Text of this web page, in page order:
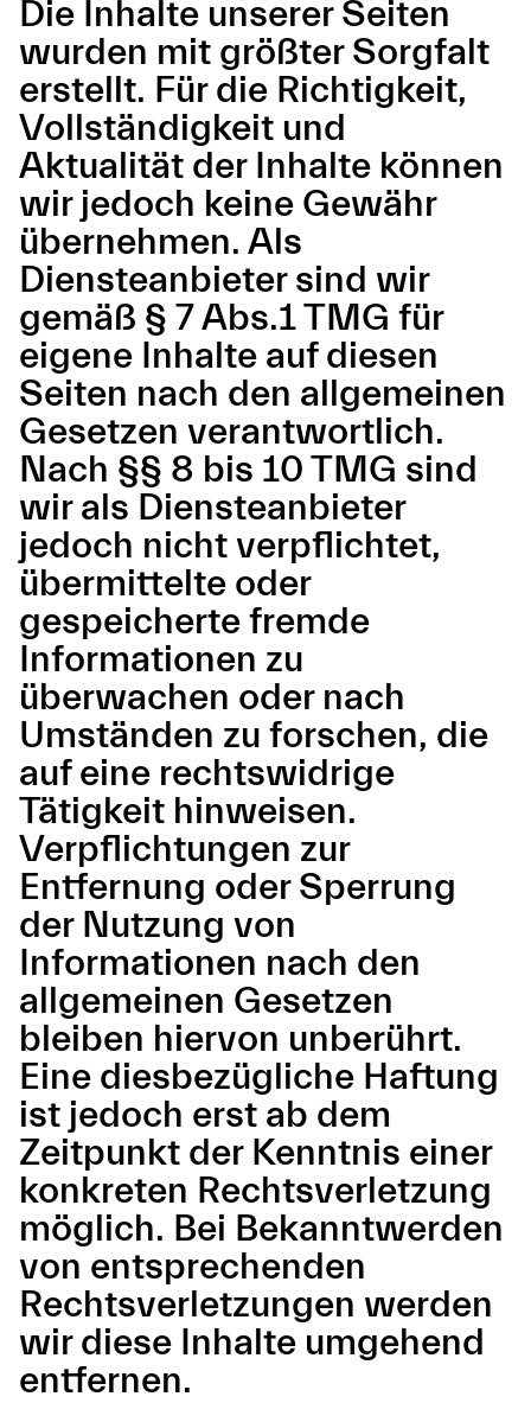
Die Inhalte unserer Seiten
wurden mit größter Sorgfalt
erstellt. Für die Richtigkeit,
Vollständigkeit und
Aktualität der Inhalte können
wir jedoch keine Gewähr
übernehmen. Als
Diensteanbieter sind wir
gemäß § 7 Abs.1 TMG für
eigene Inhalte auf diesen
Seiten nach den allgemeinen
Gesetzen verantwortlich.
Nach §§ 8 bis 10 TMG sind
wir als Diensteanbieter
jedoch nicht verpflichtet,
übermittelte oder
gespeicherte fremde
Informationen zu
überwachen oder nach
Umständen zu forschen, die
auf eine rechtswidrige
Tätigkeit hinweisen.
Verpflichtungen zur
Entfernung oder Sperrung
der Nutzung von
Informationen nach den
allgemeinen Gesetzen
bleiben hiervon unberührt.
Eine diesbezügliche Haftung
ist jedoch erst ab dem
Zeitpunkt der Kenntnis einer
konkreten Rechtsverletzung
möglich. Bei Bekanntwerden
von entsprechenden
Rechtsverletzungen werden
wir diese Inhalte umgehend
entfernen.